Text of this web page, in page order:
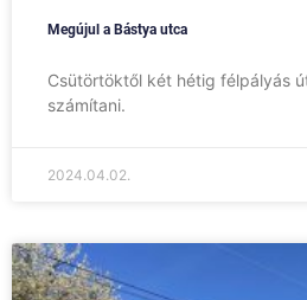
Megújul a Bástya utca
Csütörtöktől két hétig félpályás
számítani.
2024.04.02.